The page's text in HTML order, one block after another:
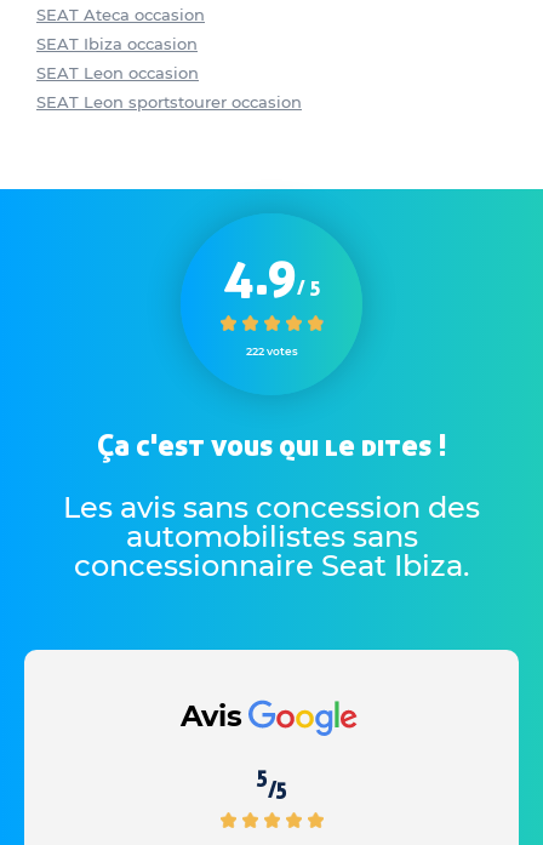
SEAT Ateca occasion
SEAT Ibiza occasion
SEAT Leon occasion
SEAT Leon sportstourer occasion
4.9/ 5
222 votes
Ça c'est vous qui le dites !
Les avis sans concession des
automobilistes sans
concessionnaire Seat Ibiza.
Avis
5/5